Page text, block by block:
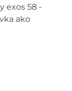
exos 58 -
ako